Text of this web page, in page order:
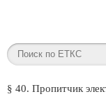
§ 40. Пропитчик